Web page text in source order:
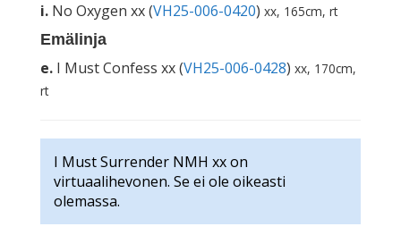
i. No Oxygen xx (VH25-006-0420) xx, 165cm, rt
Emälinja
e. I Must Confess xx (VH25-006-0428) xx, 170cm,
rt
I Must Surrender NMH xx on
virtuaalihevonen. Se ei ole oikeasti
olemassa.